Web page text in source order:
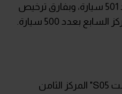
إلى المركز السادس بعدد 501 سيارة، وبفارق ترخيص
واحتلت السيارة "سو إيست S05" المركز الثامن